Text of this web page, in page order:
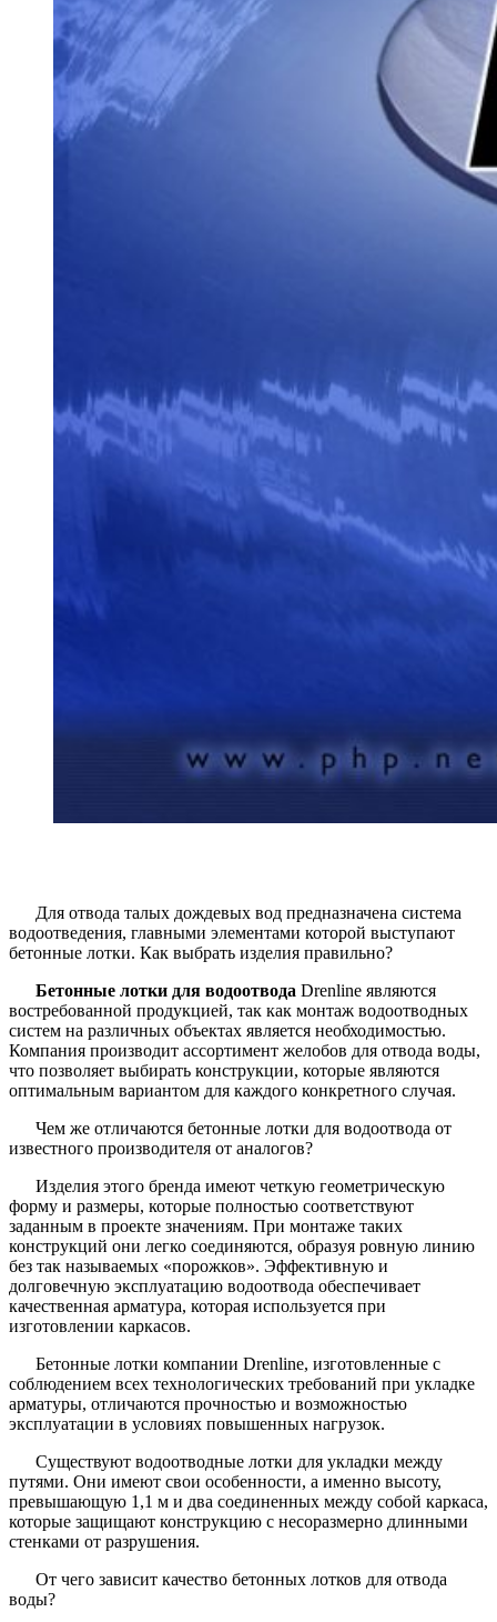
Для отвода талых дождевых вод предназначена система
водоотведения, главными элементами которой выступают
бетонные лотки. Как выбрать изделия правильно?
Бетонные лотки для водоотвода Drenline являются
востребованной продукцией, так как монтаж водоотводных
систем на различных объектах является необходимостью.
Компания производит ассортимент желобов для отвода воды,
что позволяет выбирать конструкции, которые являются
оптимальным вариантом для каждого конкретного случая.
Чем же отличаются бетонные лотки для водоотвода от
известного производителя от аналогов?
Изделия этого бренда имеют четкую геометрическую
форму и размеры, которые полностью соответствуют
заданным в проекте значениям. При монтаже таких
конструкций они легко соединяются, образуя ровную линию
без так называемых «порожков». Эффективную и
долговечную эксплуатацию водоотвода обеспечивает
качественная арматура, которая используется при
изготовлении каркасов.
Бетонные лотки компании Drenline, изготовленные с
соблюдением всех технологических требований при укладке
арматуры, отличаются прочностью и возможностью
эксплуатации в условиях повышенных нагрузок.
Существуют водоотводные лотки для укладки между
путями. Они имеют свои особенности, а именно высоту,
превышающую 1,1 м и два соединенных между собой каркаса,
которые защищают конструкцию с несоразмерно длинными
стенками от разрушения.
От чего зависит качество бетонных лотков для отвода
воды?